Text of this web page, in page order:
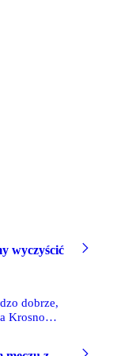
wyczyścić
dobrze,
Krosno